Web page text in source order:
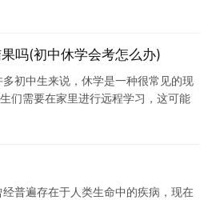
吗(初中休学会考怎么办)
初中生来说，休学是一种很常见的现
们需要在家里进行远程学习，这可能
普遍存在于人类生命中的疾病，现在